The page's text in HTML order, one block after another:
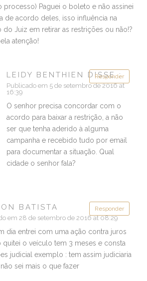
processo) Paguei o boleto e não assinei
de acordo deles, isso influência na
do Juiz em retirar as restrições ou não!?
atenção!
Responder
LEIDY BENTHIEN DISSE :
Publicado em 5 de setembro de 2016 at
16:39
O senhor precisa concordar com o
acordo para baixar a restrição, a não
ser que tenha aderido à alguma
campanha e recebido tudo por email
para documentar a situação. Qual
cidade o senhor fala?
Responder
BATISTA
em 28 de setembro de 2016 at 08:29
dia entrei com uma ação contra juros
quitei o veículo tem 3 meses e consta
judicial exemplo : tem assim judiciaria
sei mais o que fazer